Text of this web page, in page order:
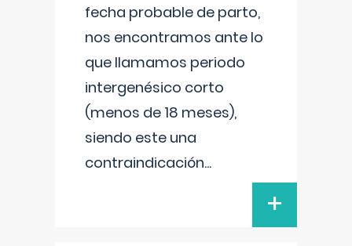
fecha probable de parto,
nos encontramos ante lo
que llamamos periodo
intergenésico corto
(menos de 18 meses),
siendo este una
contraindicación...
+